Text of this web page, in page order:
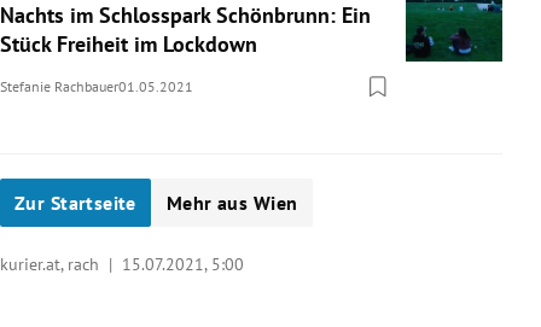
Nachts im Schlosspark Schönbrunn: Ein
Stück Freiheit im Lockdown
Stefanie Rachbauer01.05.2021
Zur Startseite Mehr aus Wien
kurier.at, rach | 15.07.2021, 5:00